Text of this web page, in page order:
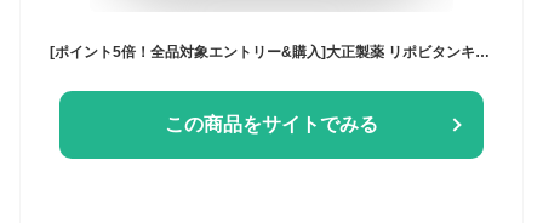
[ポイント5倍！全品対象エントリー&購入]大正製薬 リポビタンキッズゼリー 125g×30本入｜ 送料無料 ゼリー飲料 子ども ぶどう ブドウ
この商品をサイトでみる